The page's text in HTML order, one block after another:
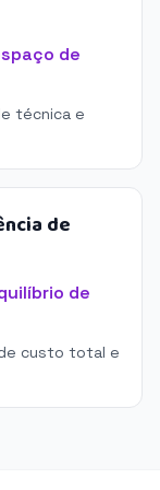
de
técnica e
de
de
custo total e